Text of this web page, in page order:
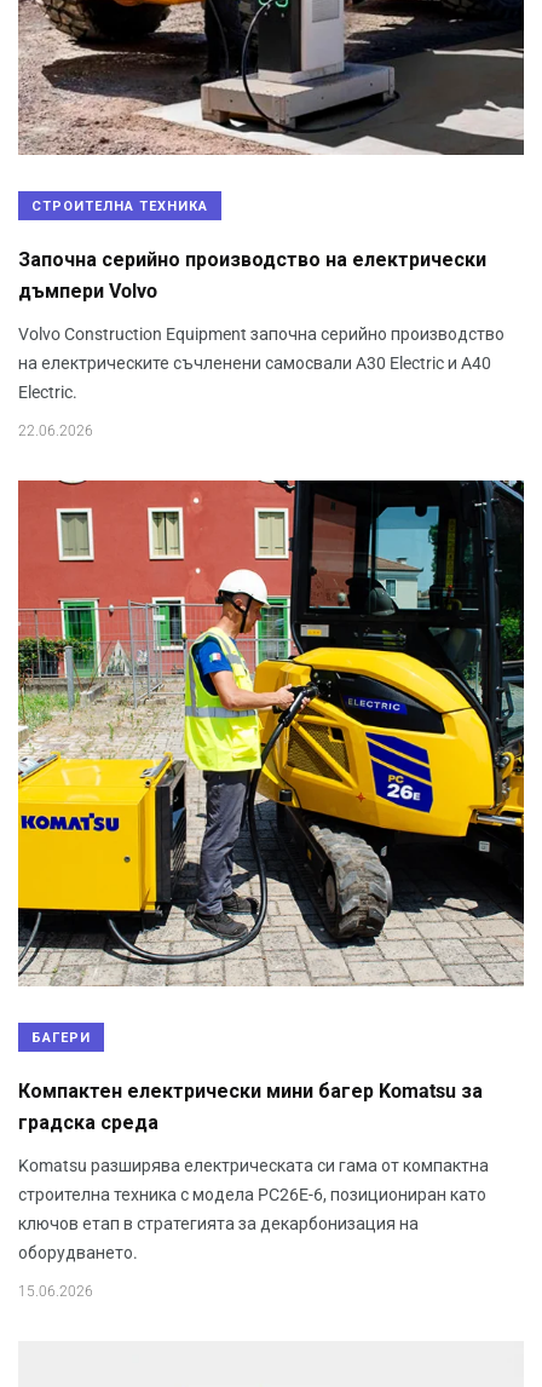
СТРОИТЕЛНА ТЕХНИКА
Започна серийно производство на електрически
дъмпери Volvo
Volvo Construction Equipment започна серийно производство
на електрическите съчленени самосвали A30 Electric и A40
Electric.
22.06.2026
БАГЕРИ
Компактен електрически мини багер Komatsu за
градска среда
Komatsu разширява електрическата си гама от компактна
строителна техника с модела PC26E-6, позициониран като
ключов етап в стратегията за декарбонизация на
оборудването.
15.06.2026